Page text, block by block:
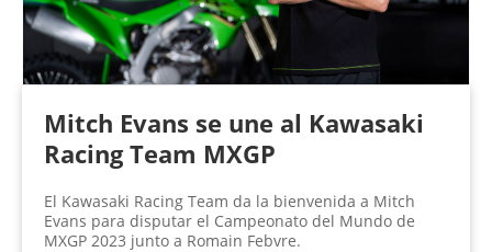
Mitch Evans se une al Kawasaki
Racing Team MXGP
El Kawasaki Racing Team da la bienvenida a Mitch
Evans para disputar el Campeonato del Mundo de
MXGP 2023 junto a Romain Febvre.